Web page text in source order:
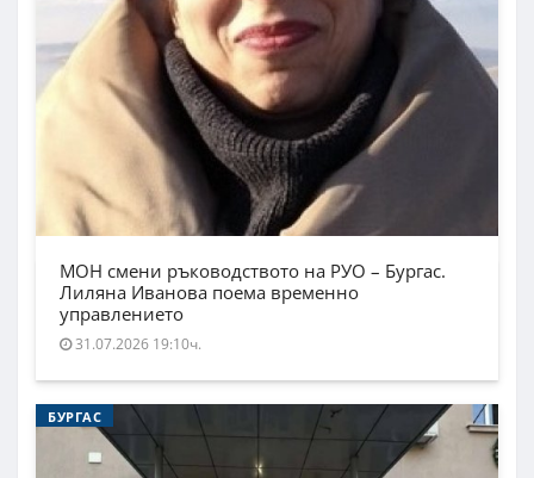
МОН смени ръководството на РУО – Бургас.
Лиляна Иванова поема временно
управлението
31.07.2026 19:10ч.
БУРГАС